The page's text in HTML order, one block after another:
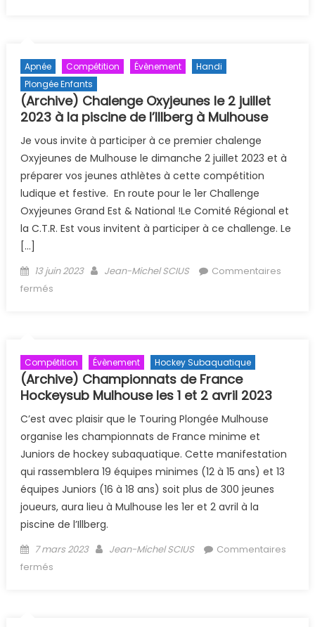
Apnée Compétition Évènement
Handi
Plongée Enfants
(Archive) Chalenge Oxyjeunes le 2 juillet
2023 à la piscine de l’Illberg à Mulhouse
Je vous invite à participer à ce premier chalenge
Oxyjeunes de Mulhouse le dimanche 2 juillet 2023 et à
préparer vos jeunes athlètes à cette compétition
ludique et festive. En route pour le 1er Challenge
Oxyjeunes Grand Est & National !Le Comité Régional et
la C.T.R. Est vous invitent à participer à ce challenge. Le
[…]
Posted on
13 juin 2023 Author
Jean-Michel SCIUS
Commentaires
fermés
Compétition Évènement Hockey Subaquatique
(Archive) Championnats de France
Hockeysub Mulhouse les 1 et 2 avril 2023
C’est avec plaisir que le Touring Plongée Mulhouse
organise les championnats de France minime et
Juniors de hockey subaquatique. Cette manifestation
qui rassemblera 19 équipes minimes (12 à 15 ans) et 13
équipes Juniors (16 à 18 ans) soit plus de 300 jeunes
joueurs, aura lieu à Mulhouse les 1er et 2 avril à la
piscine de l’Illberg.
Posted on
7 mars 2023 Author
Jean-Michel SCIUS
Commentaires
fermés